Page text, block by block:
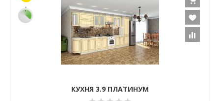
КУХНЯ 3.9 ПЛАТИНУМ